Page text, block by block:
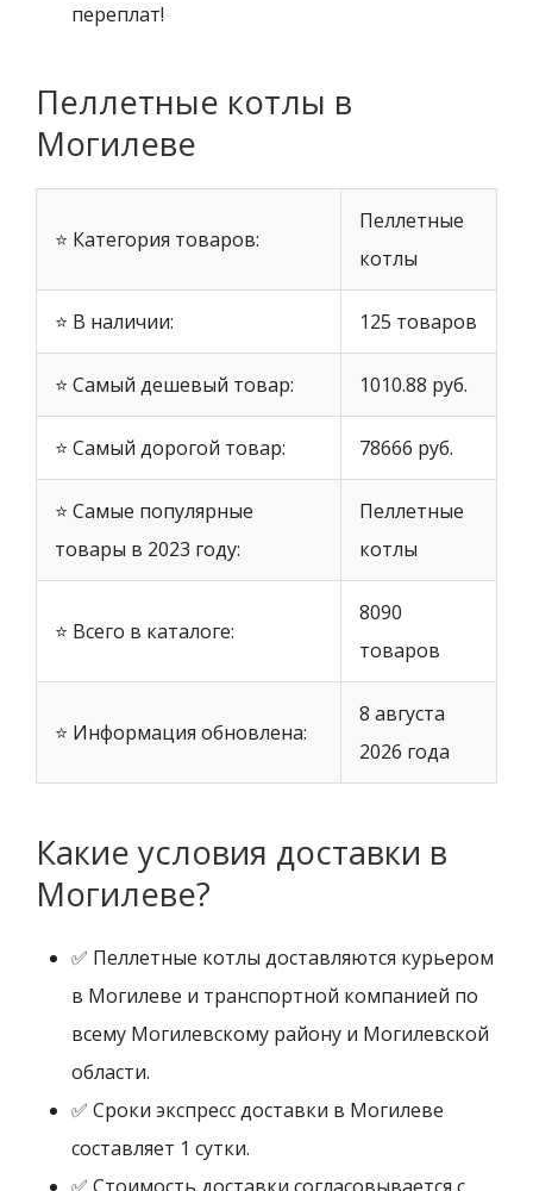
переплат!
Пеллетные котлы в
Могилеве
⭐ Категория товаров:
Пеллетные
котлы
⭐ В наличии: 125 товаров
⭐ Самый дешевый товар: 1010.88 руб.
⭐ Самый дорогой товар: 78666 руб.
⭐ Самые популярные
товары в 2023 году:
Пеллетные
котлы
⭐ Всего в каталоге:
8090
товаров
⭐ Информация обновлена:
8 августа
2026 года
Какие условия доставки в
Могилеве?
✅ Пеллетные котлы доставляются курьером
в Могилеве и транспортной компанией по
всему Могилевскому району и Могилевской
области.
✅ Сроки экспресс доставки в Могилеве
составляет 1 сутки.